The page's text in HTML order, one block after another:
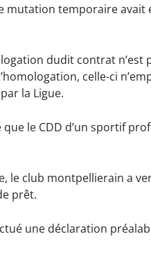
mutation temporaire
dudit contrat n’est
celle-ci
la Ligue.
le CDD d’un sportif
le club montpellierain a
prêt.
une déclaration